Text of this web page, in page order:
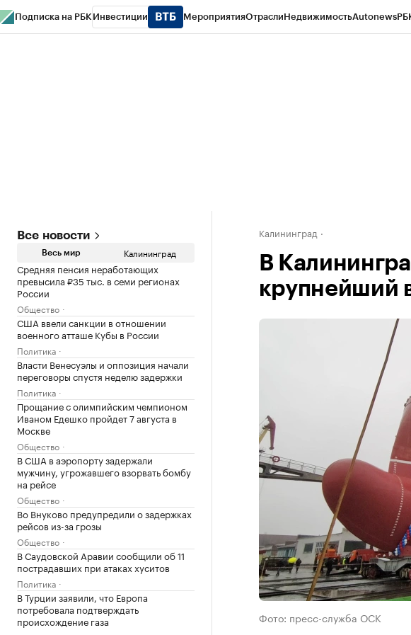
Подписка на РБК Инвестиции МероприятияОтраслиНедвижимостьAutonews
Все новости
Весь мир Калининград
Средняя пенсия неработающих
превысила ₽35 тыс. в семи регионах
России
Общество
США ввели санкции в отношении
военного атташе Кубы в России
Политика
Власти Венесуэлы и оппозиция начали
переговоры спустя неделю задержки
Политика
Прощание с олимпийским чемпионом
Иваном Едешко пройдет 7 августа в
Москве
Общество
В США в аэропорту задержали
мужчину, угрожавшего взорвать бомбу
на рейсе
Общество
Во Внуково предупредили о задержках
рейсов из-за грозы
Общество
В Саудовской Аравии сообщили об 11
пострадавших при атаках хуситов
Политика
В Турции заявили, что Европа
потребовала подтверждать
происхождение газа
Калининград
В
крупнейший
Фото: пресс-служба ОСК